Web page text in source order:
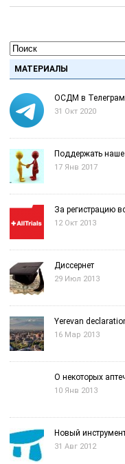
МАТЕРИАЛЫ
ОСДМ в
31 Окт 2020
Поддержать
17 Янв 2017
За регистрацию
12 Окт 2013
Диссернет
29 Июл 2013
Yerevan
16 Мар 2013
О некоторых
10 Янв 2013
Новый
31 Авг 2012